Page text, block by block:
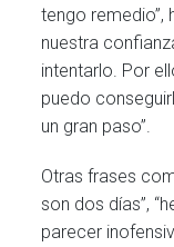
tengo remedio”,
nuestra
intentarlo. Por
puedo
un gran paso”.
Otras frases
son dos días”,
parecer